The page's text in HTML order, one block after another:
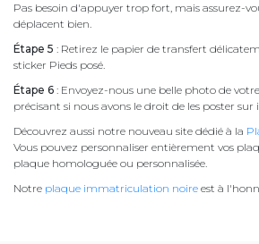
Pas besoin d'appuyer trop fort, mais assurez-
déplacent bien.
Étape 5 : Retirez le papier de transfert
sticker Pieds posé.
Étape 6 : Envoyez-nous une belle photo de
précisant si nous avons le droit de les poster
Découvrez aussi notre nouveau site dédié à la
Vous pouvez personnaliser entièrement vos
plaque homologuée ou personnalisée.
Notre plaque immatriculation noire est à